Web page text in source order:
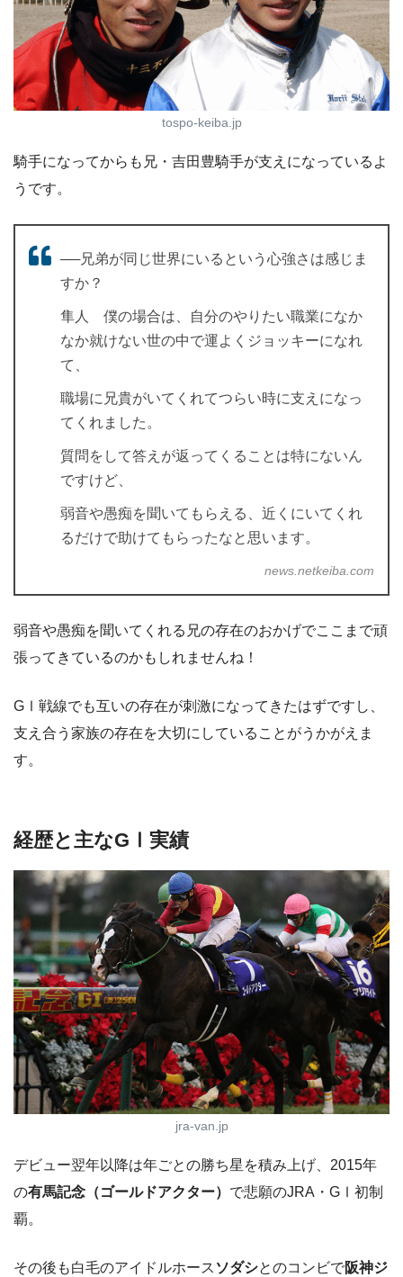
tospo-keiba.jp
騎手になってからも兄・吉田豊騎手が支えになっているよ
うです。
──兄弟が同じ世界にいるという心強さは感じま
すか？
隼人 僕の場合は、自分のやりたい職業になか
なか就けない世の中で運よくジョッキーになれ
て、
職場に兄貴がいてくれてつらい時に支えになっ
てくれました。
質問をして答えが返ってくることは特にないん
ですけど、
弱音や愚痴を聞いてもらえる、近くにいてくれ
るだけで助けてもらったなと思います。
news.netkeiba.com
弱音や愚痴を聞いてくれる兄の存在のおかげでここまで頑
張ってきているのかもしれませんね！
GⅠ戦線でも互いの存在が刺激になってきたはずですし、
支え合う家族の存在を大切にしていることがうかがえま
す。
経歴と主なGⅠ実績
jra-van.jp
デビュー翌年以降は年ごとの勝ち星を積み上げ、2015年
の有馬記念（ゴールドアクター） で悲願のJRA・GⅠ初制
覇。
その後も白毛のアイドルホース ソダシとのコンビで阪神ジ